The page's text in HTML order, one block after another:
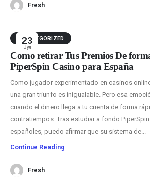
Fresh
23
Јул
UNCATEGORIZED
Cómo retirar Tus Premios De
PiperSpin Casino para España
Como jugador experimentado en casinos
una gran triunfo es inigualable. Pero esa
cuando el dinero llega a tu cuenta de forma
contratiempos. Tras estudiar a fondo
españoles, puedo afirmar que su sistema de...
Continue Reading
Fresh